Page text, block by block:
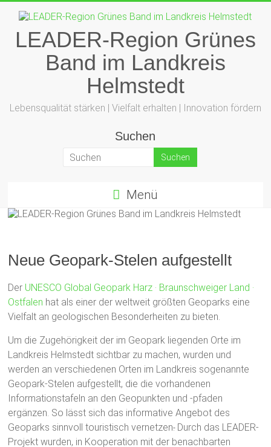
Inhalt
springenLEADER-Region Grünes
Band im Landkreis
Helmstedt
Lebensqualität stärken | Vielfalt erhalten | Innovation fördern
Suchen
Menü
Neue Geopark-Stelen aufgestellt
Der UNESCO Global Geopark Harz · Braunschweiger Land ·
Ostfalen hat als einer der weltweit größten Geoparks eine
Vielfalt an geologischen Besonderheiten zu bieten.
Um die Zugehörigkeit der im Geopark liegenden Orte im
Landkreis Helmstedt sichtbar zu machen, wurden und
werden an verschiedenen Orten im Landkreis sogenannte
Geopark-Stelen aufgestellt, die die vorhandenen
Informationstafeln an den Geopunkten und -pfaden
ergänzen. So lässt sich das informative Angebot des
Geoparks sinnvoll touristisch vernetzen.Durch das LEADER-
Projekt wurden, in Kooperation mit der benachbarten